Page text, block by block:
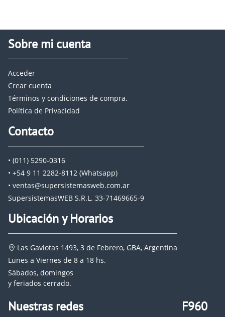
Sobre mi cuenta
Acceder
Crear cuenta
Términos y condiciones de compra.
Política de Privacidad
Contacto
• (011) 5290-0316
• +54 9 11 2282-8112 (Whatsapp)
• ventas@supersistemasweb.com.ar
SupersistemasWEB S.R.L. 33-71469665-9
Ubicación y Horarios
Las Gaviotas 1493, 3 de Febrero, GBA, Argentina
Lunes a Viernes de 8 a 18 hs.
Sábados, domingos
y feriados cerrado.
Nuestras redes F960